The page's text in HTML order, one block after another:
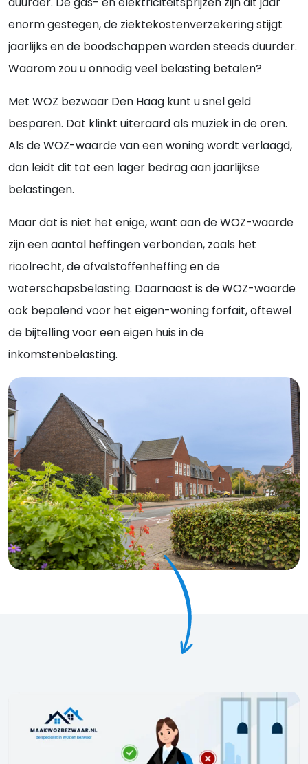
enorm gestegen, de ziektekostenverzekering stijgt
jaarlijks en de boodschappen worden steeds duurder.
Waarom zou u onnodig veel belasting betalen?
Met WOZ bezwaar Den Haag kunt u snel geld
besparen. Dat klinkt uiteraard als muziek in de oren.
Als de WOZ-waarde van een woning wordt verlaagd,
dan leidt dit tot een lager bedrag aan jaarlijkse
belastingen.
Maar dat is niet het enige, want aan de WOZ-waarde
zijn een aantal heffingen verbonden, zoals het
rioolrecht, de afvalstoffenheffing en de
waterschapsbelasting. Daarnaast is de WOZ-waarde
ook bepalend voor het eigen-woning forfait, oftewel
de bijtelling voor een eigen huis in de
inkomstenbelasting.